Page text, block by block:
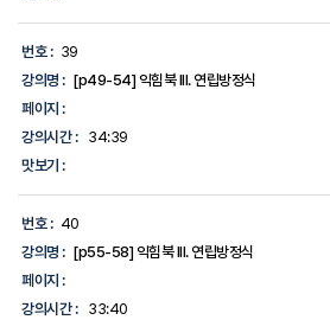
번호 : 39
강의명 : [p49-54] 익힘북 III. 연립방정식
페이지 :
강의시간 :
34:39
맛보기 :
번호 : 40
강의명 : [p55-58] 익힘북 III. 연립방정식
페이지 :
강의시간 :
33:40